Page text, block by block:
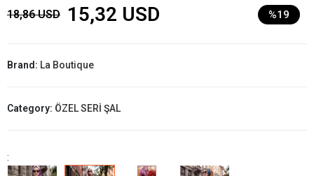
18,86 USD 15,32 USD %19
Brand: La Boutique
Category: ÖZEL SERİ ŞAL
: